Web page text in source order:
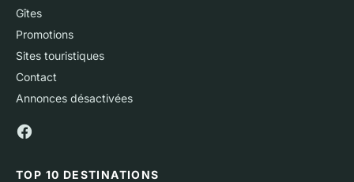
Gîtes
Promotions
Sites touristiques
Contact
Annonces désactivées
TOP 10 DESTINATIONS